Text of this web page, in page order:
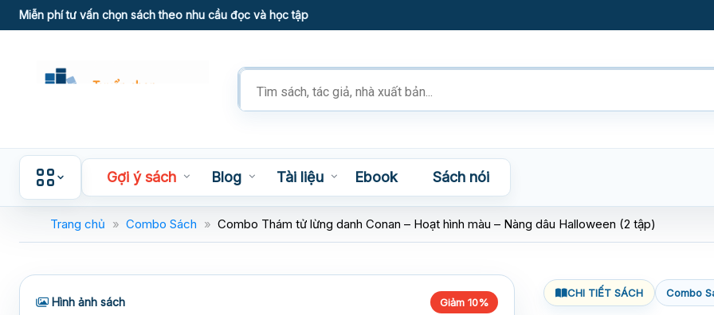
Skip
to
Miễn phí tư vấn chọn sách theo nhu cầu đọc và học tập
Tìm
kiếm
phẩm
Gợi ý sách Blog Tài liệu Ebook Sách nói
Trang chủ » Combo Sách » Combo Thám tử lừng danh Conan – Hoạt hình màu – Nàng dâu Halloween (2 tập)
Hình ảnh sách Giảm 10%
CHI TIẾT SÁCH Combo